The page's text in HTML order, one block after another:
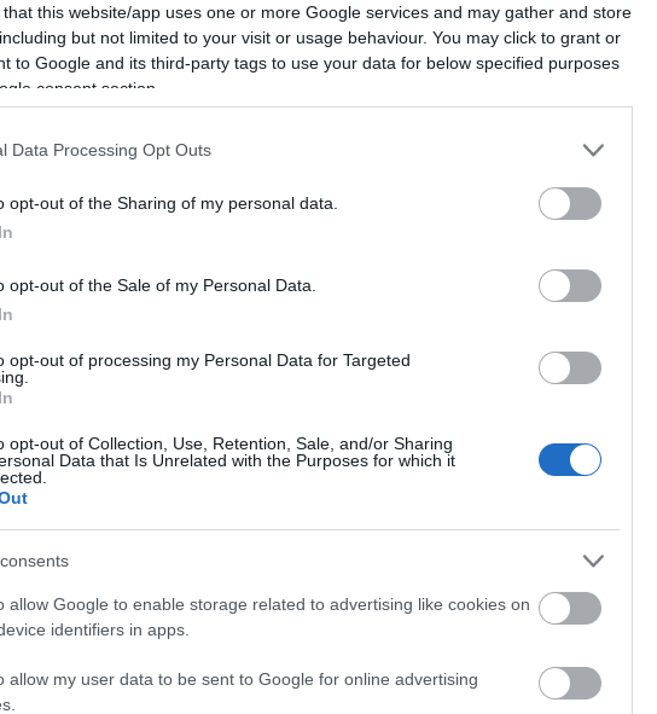
that this website/app uses one or more Google services and may gather and store
but not limited to your visit or usage behaviour. You may click to grant or
to Google and its third-party tags to use your data for below specified purposes
consent section.
Data Processing Opt Outs
opt-out of the Sharing of my personal data.
opt-out of the Sale of my Personal Data.
opt-out of processing my Personal Data for Targeted
opt-out of Collection, Use, Retention, Sale, and/or Sharing
Data that Is Unrelated with the Purposes for which it
allow Google to enable storage related to advertising like cookies on
identifiers in apps.
allow my user data to be sent to Google for online advertising
fedőréteget, hűtőbe rakják, majd a pihentetés
után finom levest készítenek belőle egy ősi recept
alapján, amelyet ugyan hétpecsétes titokként
őriznek, de azért a fesztivál kóstolóinak a
a híres M 10-es fajta termőhelye; onnan
a környező országokba is viszik.
hanem a nép gyógyászatban is nagy
lakói. Szerintük a fa levele és kérge véd a
állítólag nem tud áthatolni semmilyen
daganatos betegeken segít, és a hiedelem
Mások fiúsító hatást is
megalapozójának tartják fogyasztását.
a gasztronómiai és gyógyteakeverék-remekek,
hanem egész napos kulturális program is.
a vendégek, akik a polgármester reménye
majd.
mellett koncertet ad a híres Bikini együttes
amelyet a fesztivál helyszínén, a község
megtartására készített nyitott épületekben